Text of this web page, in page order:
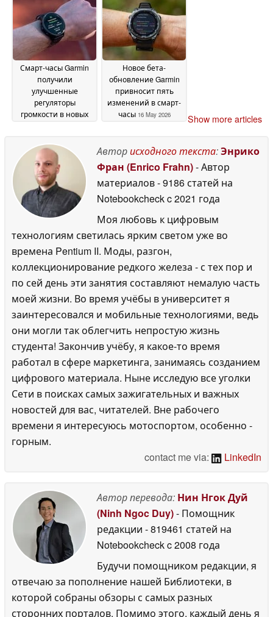
автономной работы
19 May 2026
19 May 2026
Смарт-часы Garmin
получили
улучшенные
регуляторы
громкости в новых
Новое бета-
обновление Garmin
привносит пять
изменений в смарт-
часы 16 May 2026 Show more articles
Авторисходного текста:Энрико
Фран (Enrico Frahn)- Автор
материалов- 9186 статей на
Notebookcheckc 2021 года
Моя любовь к цифровым
технологиям светилась ярким светом уже во
времена Pentium II. Моды, разгон,
коллекционирование редкого железа - с тех пор и
по сей день эти занятия составляют немалую часть
моей жизни. Во время учёбы в университет я
заинтересовался и мобильные технологиями, ведь
они могли так облегчить непростую жизнь
студента! Закончив учёбу, я какое-то время
работал в сфере маркетинга, занимаясь созданием
цифрового материала. Ныне исследую все уголки
Сети в поисках самых зажигательных и важных
новостей для вас, читателей. Вне рабочего
времени я интересуюсь мотоспортом, особенно -
горным.
contact me via:
LinkedIn
Автор перевода: Нин Нгок Дуй
(Ninh Ngoc Duy)- Помощник
редакции - 819461 статей на
Notebookcheckc 2008 года
Будучи помощником редакции, я
отвечаю за пополнение нашей Библиотеки, в
которой собраны обзоры с самых разных
сторонних порталов. Помимо этого, каждый день я